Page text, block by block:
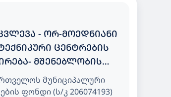
- ᲝᲠ-ᲛᲝᲔᲓᲜᲘᲐᲜᲘ
ᲪᲔᲜᲢᲠᲔᲑᲘᲡ
ᲛᲨᲔᲜᲔᲑᲚᲝᲑᲘᲡ
მუნიციპალური
ფონდი (ს/კ 206074193)